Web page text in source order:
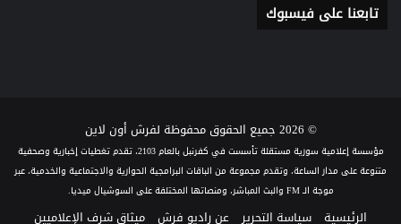
تابعنا على فيسبوك
© 2026 جميع الحقوق محفوظة لفرش أون لاين
مؤسسة إعلامية سورية مستقلة تأسست في كفرنبل بالعام 2103، تقدم تغطيات إخبارية وصحفية
متنوعة على مدار الساعة، وتقدم مجموعة من الباقات البرامجية الحوارية والاجتماعية والخدمية، عبر
موجة الـ FM والبث المباشر، ومنصاتها المختلفة على السوشيال ميديا.
الرئيسية سياسة التحرير عن راديو فرش ميثاق شرف الإعلاميين